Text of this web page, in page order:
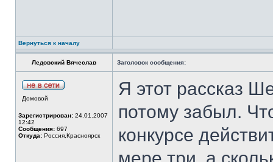
Вернуться к началу
Ледовский Вячеслав Заголовок сообщения:
Домовой
Зарегистрирован: 24.01.2007
12:42
Сообщения: 697
Откуда: Россия,Красноярск
Я этот рассказ
потому забыл.
конкурсе